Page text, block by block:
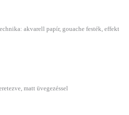
akvarell papír, gouache festék, effekt
matt üvegezéssel